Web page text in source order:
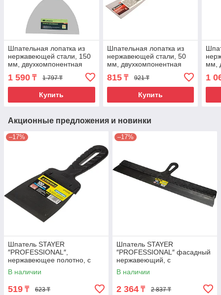
Шпательная лопатка из
нержавеющей стали, 150
мм, двухкомпонентная
ручка Сибртех
1 590 ₸ 1 797 ₸
Купить
Шпательная лопатка из
нержавеющей стали, 50
мм, двухкомпонентная
ручка Matrix
815₸ 921 ₸
Купить
мм,
1
Акционные предложения и новинки
–17%
Шпатель STAYER
″PROFESSIONAL″,
нержавеющее полотно, с
пластмассовой ручкой,
100мм
В наличии
519 ₸ 623 ₸
–17%
Шпатель STAYER
″PROFESSIONAL″ фасадный
нержавеющий, с
пластмассовой ручкой,
600мм
В наличии
2 364 ₸ 2 837 ₸